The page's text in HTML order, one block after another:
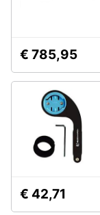
Libri,
cd
e
Festività
e
ricorrenze
Promozioni
€ 785,95
€ 42,71